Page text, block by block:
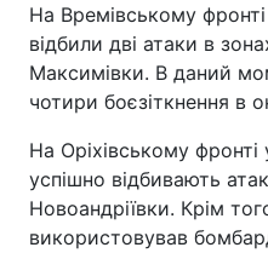
На Времівському
відбили дві атаки в
Максимівки. В даний
чотири боєзіткнення в
На Оріхівському фронті
успішно відбивають
Новоандріївки. Крім
використовував